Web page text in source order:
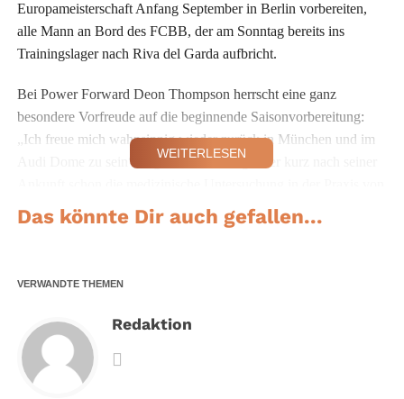
Europameisterschaft Anfang September in Berlin vorbereiten,
alle Mann an Bord des FCBB, der am Sonntag bereits ins
Trainingslager nach Riva del Garda aufbricht.
Bei Power Forward Deon Thompson herrscht eine ganz
besondere Vorfreude auf die beginnende Saisonvorbereitung:
„Ich freue mich wahnsinnig wieder zurück in München und im
Audi Dome zu sein“, sagte der 26-Jährige, der kurz nach seiner
FCBB-Teamarzt Dr. Jochen Hahne absolvierte. Er freue sich
besonders auf die Weggefährten aus der Meistersaison 2014 und
Beide US-Amerikaner sind zuversichtlich, auch in dieser Saison
wieder Erfolge feiern zu können. „Ich will dem Team helfen. Ich
habe in meinem Alter noch Potential, mein eigenes Spiel zu
verbessern. Das will ich hier in der kommenden Saison tun. Ich
bin überzeugt, dass wir als Mannschaft die Qualität haben, eine
WEITERLESEN
Das könnte Dir auch gefallen...
VERWANDTE THEMEN
Redaktion